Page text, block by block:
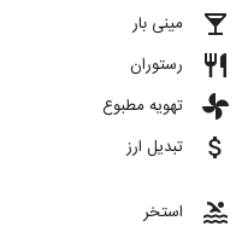
local_bar مینی بار
restaurant رستوران
toys تهویه مطبوع
attach_money تبدیل ارز
pool استخر